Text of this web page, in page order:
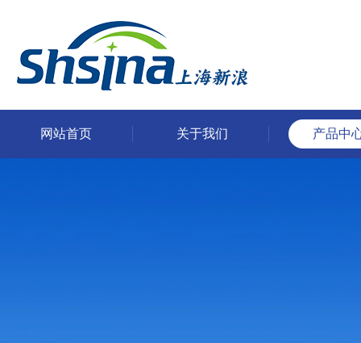
网站首页 关于我们 产品中